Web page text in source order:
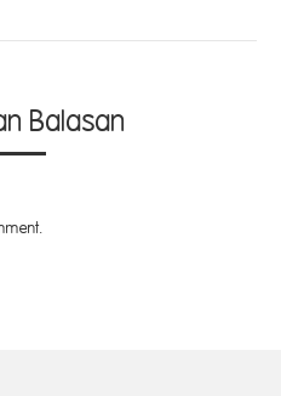
Balasan